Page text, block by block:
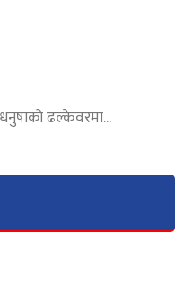
ढल्केवरमा